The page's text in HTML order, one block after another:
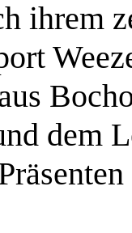
ihrem
dem